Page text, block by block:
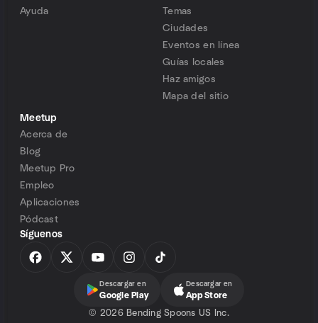
Ayuda
Temas
Ciudades
Eventos en línea
Guías locales
Haz amigos
Mapa del sitio
Meetup
Acerca de
Blog
Meetup Pro
Empleo
Aplicaciones
Pódcast
Síguenos
Descargar en
Google Play
Descargar en
App Store
© 2026 Bending Spoons US Inc.